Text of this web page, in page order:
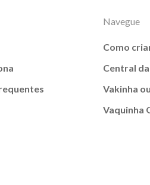
Navegue
Como
Central
Vakinha
Vaquinha